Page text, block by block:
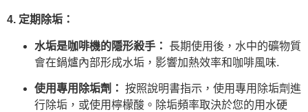
4. 定期除垢：
水垢是咖啡機的隱形殺手： 長期使用後，水中的礦物質
會在鍋爐內部形成水垢，影響加熱效率和咖啡風味.
使用專用除垢劑： 按照說明書指示，使用專用除垢劑進
行除垢，或使用檸檬酸。除垢頻率取決於您的用水硬